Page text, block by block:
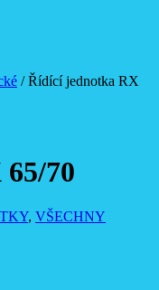
/ Řídící jednotka RX
70
, VŠECHNY